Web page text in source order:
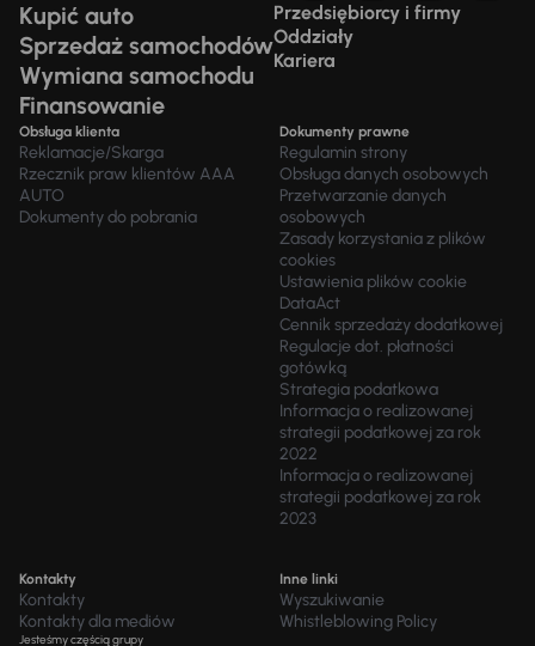
Kupić auto
Sprzedaż samochodów
Wymiana samochodu
Finansowanie
Przedsiębiorcy i firmy
Oddziały
Kariera
Obsługa klienta
Reklamacje/Skarga
Rzecznik praw klientów AAA
AUTO
Dokumenty do pobrania
Dokumenty prawne
Regulamin strony
Obsługa danych osobowych
Przetwarzanie danych
osobowych
Zasady korzystania z plików
cookies
Ustawienia plików cookie
DataAct
Cennik sprzedaży dodatkowej
Regulacje dot. płatności
gotówką
Strategia podatkowa
Informacja o realizowanej
strategii podatkowej za rok
2022
Informacja o realizowanej
strategii podatkowej za rok
2023
Kontakty
Kontakty
Kontakty dla mediów
Inne linki
Wyszukiwanie
Whistleblowing Policy
Jesteśmy częścią grupy